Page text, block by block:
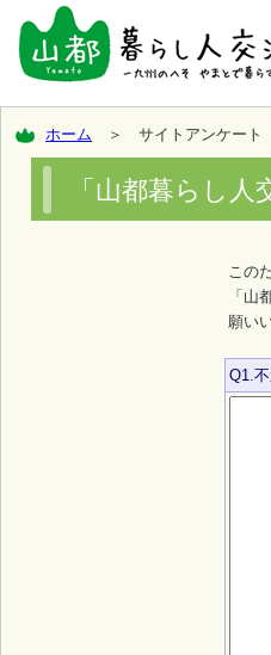
ホーム ＞ サイトアンケート
「山都暮らし
この
「山
願い
Q1.